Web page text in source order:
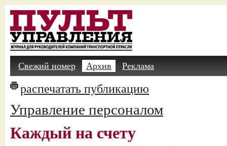
Свежий номер Архив Реклама
распечатать публикацию
Управление персоналом
Каждый на счету